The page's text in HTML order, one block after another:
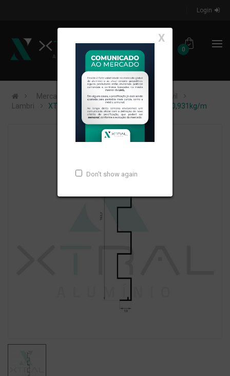
Login
0
X
Don't show again
Mercados de Atuação
Construção Civil
Lambri
XTL-1688 - (RAL-977) - PESO LINEAR: 0,931kg/m